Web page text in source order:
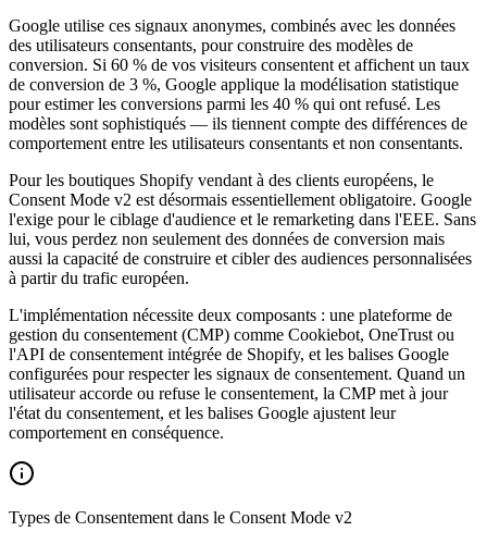
Google utilise ces signaux anonymes, combinés avec les données
des utilisateurs consentants, pour construire des modèles de
conversion. Si 60 % de vos visiteurs consentent et affichent un taux
de conversion de 3 %, Google applique la modélisation statistique
pour estimer les conversions parmi les 40 % qui ont refusé. Les
modèles sont sophistiqués — ils tiennent compte des différences de
comportement entre les utilisateurs consentants et non consentants.
Pour les boutiques Shopify vendant à des clients européens, le
Consent Mode v2 est désormais essentiellement obligatoire. Google
l'exige pour le ciblage d'audience et le remarketing dans l'EEE. Sans
lui, vous perdez non seulement des données de conversion mais
aussi la capacité de construire et cibler des audiences personnalisées
à partir du trafic européen.
L'implémentation nécessite deux composants : une plateforme de
gestion du consentement (CMP) comme Cookiebot, OneTrust ou
l'API de consentement intégrée de Shopify, et les balises Google
configurées pour respecter les signaux de consentement. Quand un
utilisateur accorde ou refuse le consentement, la CMP met à jour
l'état du consentement, et les balises Google ajustent leur
comportement en conséquence.
Types de Consentement dans le Consent Mode v2